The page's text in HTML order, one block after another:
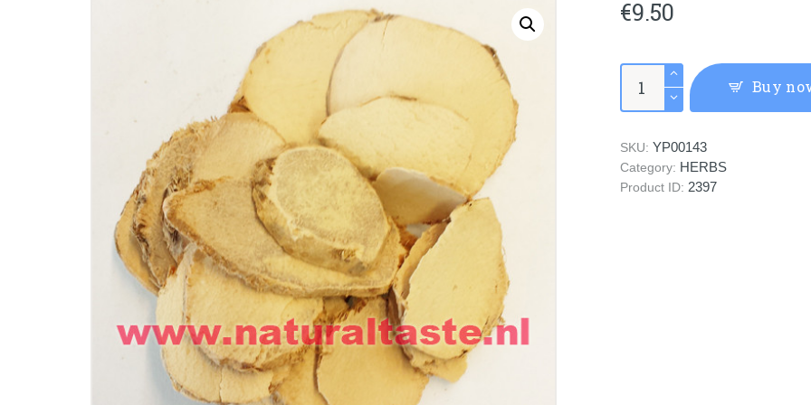
€9.50
LENG
•
Sparganii
quantity
Buy
SKU: YP00143
Category: HERBS
Product ID: 2397